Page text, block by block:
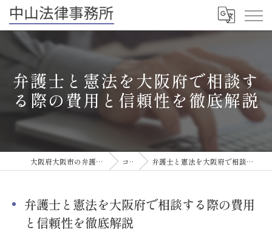
弁護士と憲法を大阪府で相談す
る際の費用と信頼性を徹底解説
大阪府大阪市の弁護士なら中山法律事務所 コラム 弁護士と憲法を大阪府で相談する際の費用と信頼性を徹底解説
弁護士と憲法を大阪府で相談する際の費用
と信頼性を徹底解説